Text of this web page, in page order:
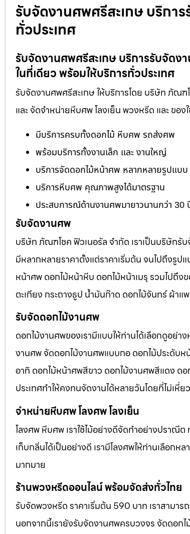
รับจัดงานศพศรีสะเกษ บริกา
ทั่วประเทศ
รับจัดงานศพศรีสะเกษ บริการรับจัด
ในที่เดียว พร้อมให้บริการทั่วประเทศ
รับจัดงานศพศรีสะเกษ ให้บริการโดย บริษัท ภัณ
และ จัดจำหน่ายหีบศพ โลงเย็น พวงหรีด และ ขอ
มีบริการครบทั้งดอกไม้ หีบศพ รถส่งศพ
พร้อมบริการทั้งงานเล็ก และ งานใหญ่
บริการจัดดอกไม้หน้าศพ หลากหลายรูปแบบ
บริการหีบศพ คุณภาพสูงได้มาตรฐาน
ประสบการณ์ด้านงานศพมายาวนานกว่า 30
รับจัดงานศพ
บริษัท ภัณฑโชค ฟิวเนอรัล จำกัด เราเป็นบริษัทรั
มีหลากหลายราคาตั้งแต่ราคาเริ่มต้น จนไปถึงรูป
หน้าศพ ดอกไม้หน้าหีบ ดอกไม้หน้าเมรุ รวมไป
ตะเกียง กระถางธูป น้ำมันก๊าด ดอกไม้จันทร์ ผ้า
รับจัดดอกไม้งานศพ
ดอกไม้งานศพของเรามีแบบให้ท่านได้เลือกดูอย่
งานศพ จัดดอกไม้งานศพแบบกอ ดอกไม้ประดับห
อาทิ ดอกไม้หน้าศพสีขาว ดอกไม้งานศพสีแดง ดอ
ประเทศทำให้คงทนจัดงานได้หลายวันโดยที่ไม่เ
จำหน่ายหีบศพ โลงศพ โลงเย็น
โลงศพ หีบศพ เราใช้ไม้อย่างดีจัดทำอย่างปราณี
เก็บกลิ่นได้เป็นอย่างดี เรามีโลงศพให้ท่านเลือ
มากมาย
ร้านพวงหรีดออนไลน์ พร้อมจัดส่งทั่วไทย
รับจัดพวงหรีด ราคาเริ่มต้น 590 บาท เราสามา
นอกจากนี้เรายังรับจัดงานศพครบวงจร จัดดอก